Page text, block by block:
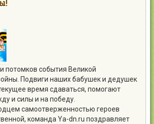
потомков события Великой
Подвиги наших бабушек и дедушек
время сдаваться, помогают
и силы и на победу.
самоотверженностью героев
команда Ya-dn.ru поздравляет